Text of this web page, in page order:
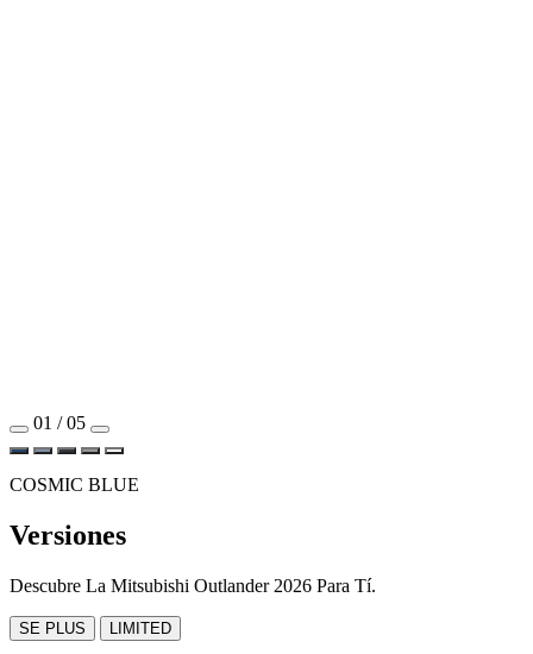
01 / 05
COSMIC BLUE
Versiones
Descubre La Mitsubishi Outlander 2026 Para Tí.
SE PLUS LIMITED